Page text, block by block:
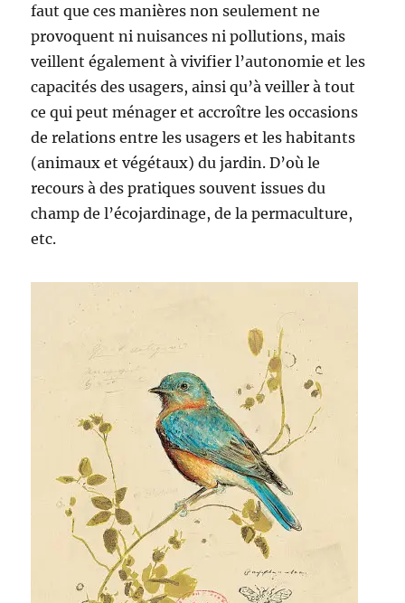
faut que ces manières non seulement ne
provoquent ni nuisances ni pollutions, mais
veillent également à vivifier l’autonomie et les
capacités des usagers, ainsi qu’à veiller à tout
ce qui peut ménager et accroître les occasions
de relations entre les usagers et les habitants
(animaux et végétaux) du jardin. D’où le
recours à des pratiques souvent issues du
champ de l’écojardinage, de la permaculture,
etc.